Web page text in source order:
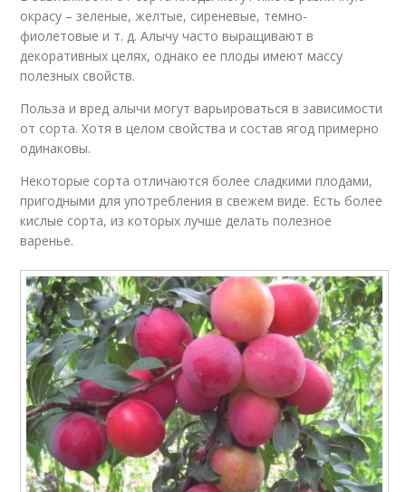
окрасу – зеленые, желтые, сиреневые, темно-
фиолетовые и т. д. Алычу часто выращивают в
декоративных целях, однако ее плоды имеют массу
полезных свойств.
Польза и вред алычи могут варьироваться в зависимости
от сорта. Хотя в целом свойства и состав ягод примерно
одинаковы.
Некоторые сорта отличаются более сладкими плодами,
пригодными для употребления в свежем виде. Есть более
кислые сорта, из которых лучше делать полезное
варенье.